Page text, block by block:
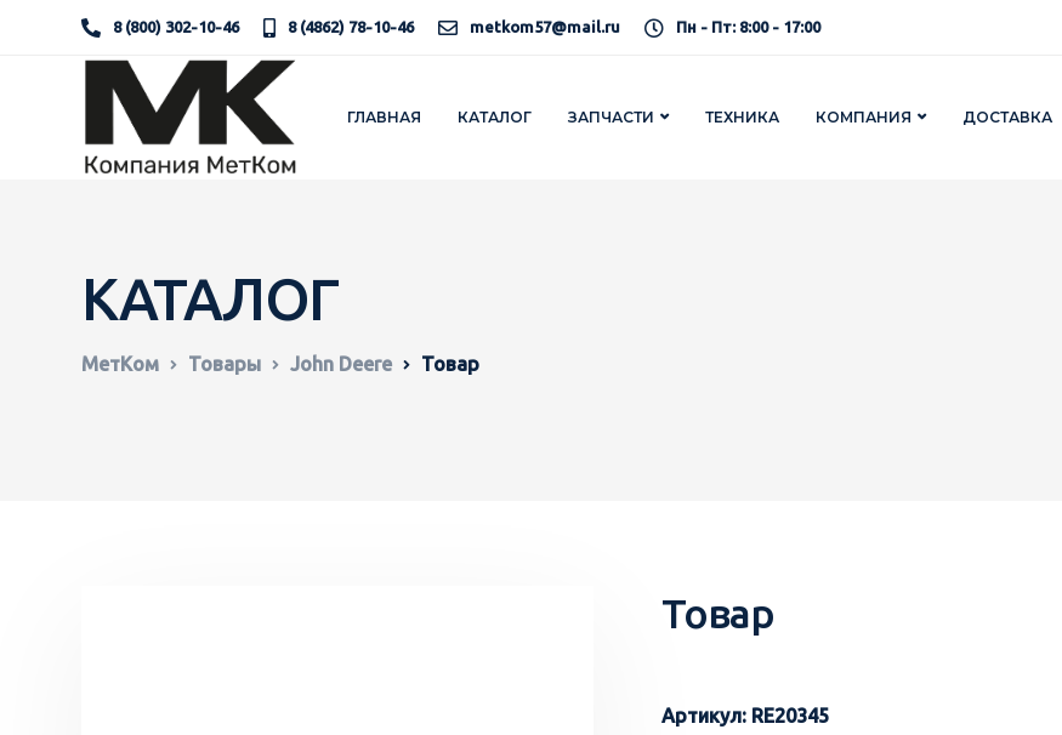
8 (800) 302-10-46 8 (4862) 78-10-46 metkom57@mail.ru Пн - Пт: 8:00 - 17:00
ГЛАВНАЯ КАТАЛОГ ЗАПЧАСТИ ТЕХНИКА КОМПАНИЯ ДОСТАВКА
КАТАЛОГ
МетКом Товары John Deere Товар
Товар
Артикул: RE20345